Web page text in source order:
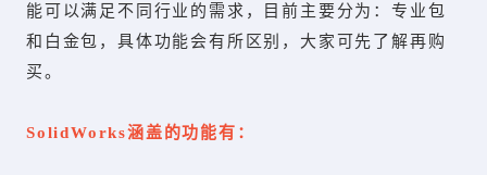
能可以满足不同行业的需求，目前主要分为：专业包
和白金包，具体功能会有所区别，大家可先了解再购
买。
SolidWorks涵盖的功能有：